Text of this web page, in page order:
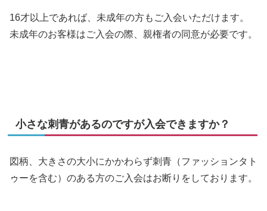
16才以上であれば、未成年の方もご入会いただけます。
未成年のお客様はご入会の際、親権者の同意が必要です。
小さな刺青があるのですが入会できますか？
図柄、大きさの大小にかかわらず刺青（ファッションタト
ゥーを含む）のある方のご入会はお断りをしております。